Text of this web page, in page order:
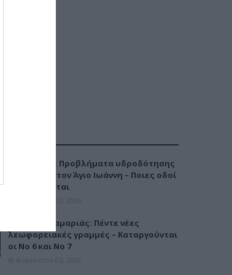
Καλαμαριά: Προβλήματα υδροδότησης
την Τρίτη στον Άγιο Ιωάννη – Ποιες οδοί
επηρεάζονται
Μετρό Καλαμαριάς: Πέντε νέες
λεωφορειακές γραμμές – Καταργούνται
οι Νο 6 και Νο 7